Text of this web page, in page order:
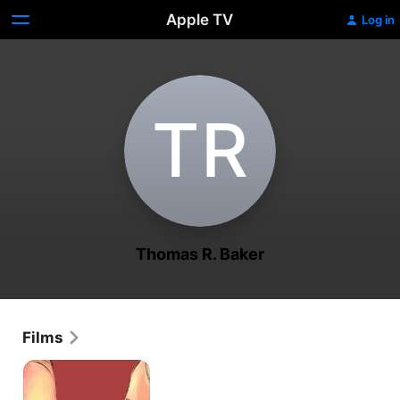
Apple TV Log in
T‌R
Thomas R. Baker
Films
Kindling